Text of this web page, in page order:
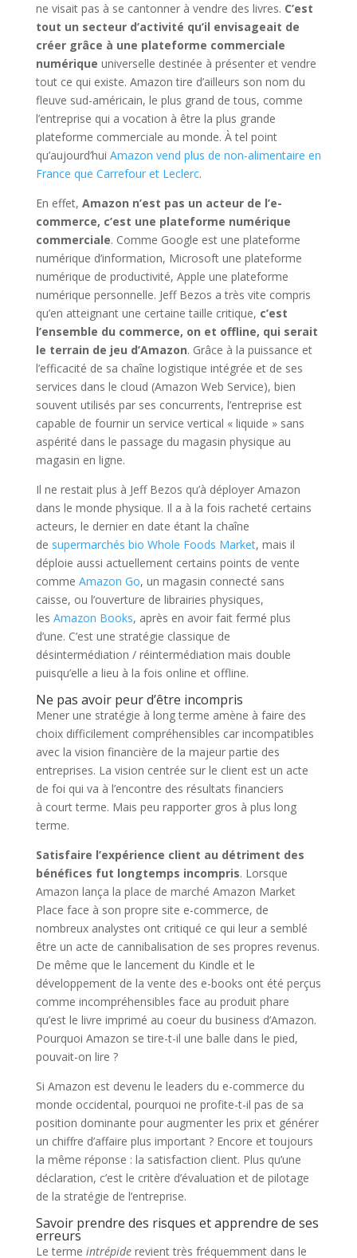
ne visait pas à se cantonner à vendre des livres. C’est
tout un secteur d’activité qu’il envisageait de
créer grâce à une plateforme commerciale
numérique universelle destinée à présenter et vendre
tout ce qui existe. Amazon tire d’ailleurs son nom du
fleuve sud-américain, le plus grand de tous, comme
l’entreprise qui a vocation à être la plus grande
plateforme commerciale au monde. À tel point
qu’aujourd’hui Amazon vend plus de non-alimentaire en
France que Carrefour et Leclerc.
En effet, Amazon n’est pas un acteur de l’e-
commerce, c’est une plateforme numérique
commerciale. Comme Google est une plateforme
numérique d’information, Microsoft une plateforme
numérique de productivité, Apple une plateforme
numérique personnelle. Jeff Bezos a très vite compris
qu’en atteignant une certaine taille critique, c’est
l’ensemble du commerce, on et offline, qui serait
le terrain de jeu d’Amazon. Grâce à la puissance et
l’efficacité de sa chaîne logistique intégrée et de ses
services dans le cloud (Amazon Web Service), bien
souvent utilisés par ses concurrents, l’entreprise est
capable de fournir un service vertical « liquide » sans
aspérité dans le passage du magasin physique au
magasin en ligne.
Il ne restait plus à Jeff Bezos qu’à déployer Amazon
dans le monde physique. Il a à la fois racheté certains
acteurs, le dernier en date étant la chaîne
de supermarchés bio Whole Foods Market, mais il
déploie aussi actuellement certains points de vente
comme Amazon Go, un magasin connecté sans
caisse, ou l’ouverture de librairies physiques,
les Amazon Books, après en avoir fait fermé plus
d’une. C’est une stratégie classique de
désintermédiation / réintermédiation mais double
puisqu’elle a lieu à la fois online et offline.
Ne pas avoir peur d’être incompris
Mener une stratégie à long terme amène à faire des
choix difficilement compréhensibles car incompatibles
avec la vision financière de la majeur partie des
entreprises. La vision centrée sur le client est un acte
de foi qui va à l’encontre des résultats financiers
à court terme. Mais peu rapporter gros à plus long
terme.
Satisfaire l’expérience client au détriment des
bénéfices fut longtemps incompris. Lorsque
Amazon lança la place de marché Amazon Market
Place face à son propre site e-commerce, de
nombreux analystes ont critiqué ce qui leur a semblé
être un acte de cannibalisation de ses propres revenus.
De même que le lancement du Kindle et le
développement de la vente des e-books ont été perçus
comme incompréhensibles face au produit phare
qu’est le livre imprimé au coeur du business d’Amazon.
Pourquoi Amazon se tire-t-il une balle dans le pied,
pouvait-on lire ?
Si Amazon est devenu le leaders du e-commerce du
monde occidental, pourquoi ne profite-t-il pas de sa
position dominante pour augmenter les prix et générer
un chiffre d’affaire plus important ? Encore et toujours
la même réponse : la satisfaction client. Plus qu’une
déclaration, c’est le critère d’évaluation et de pilotage
de la stratégie de l’entreprise.
Savoir prendre des risques et apprendre de ses
erreurs
Le terme intrépide revient très fréquemment dans le